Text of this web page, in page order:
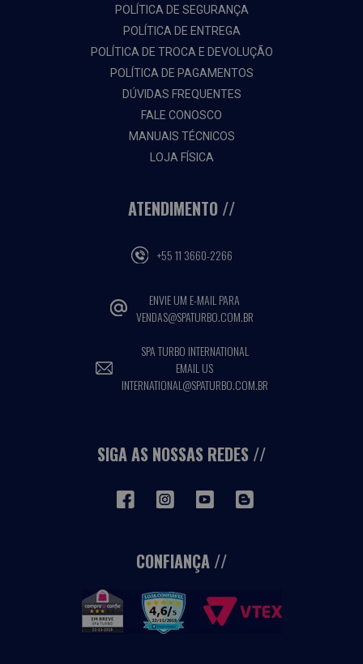
POLÍTICA DE SEGURANÇA
POLÍTICA DE ENTREGA
POLÍTICA DE TROCA E DEVOLUÇÃO
POLÍTICA DE PAGAMENTOS
DÚVIDAS FREQUENTES
FALE CONOSCO
MANUAIS TÉCNICOS
LOJA FÍSICA
ATENDIMENTO
+55 11 3660-2266
ENVIE UM E-MAIL PARA
VENDAS@SPATURBO.COM.BR
SPA TURBO INTERNATIONAL
EMAIL US
INTERNATIONAL@SPATURBO.COM.BR
SIGA AS NOSSAS REDES
CONFIANÇA